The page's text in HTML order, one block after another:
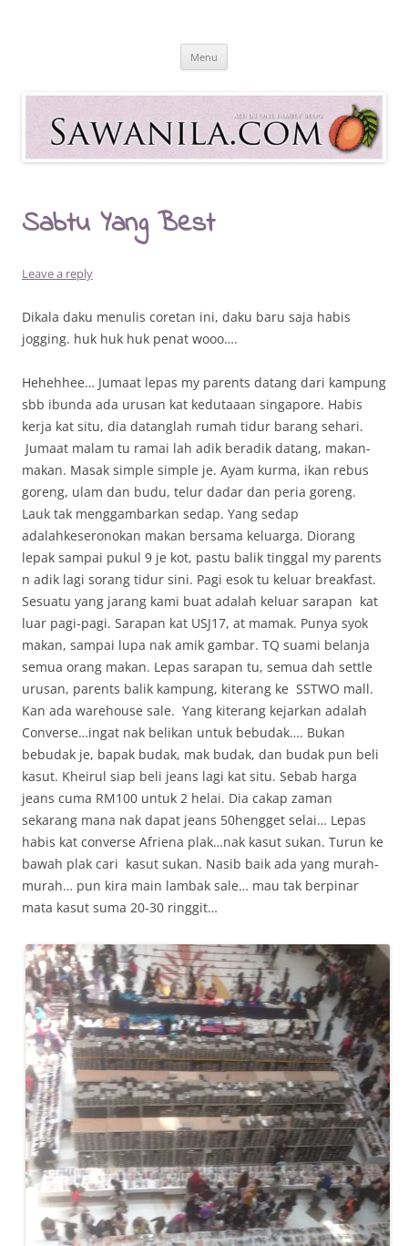
Sawanila.com
All In One Family Blog
Menu
Sabtu Yang Best
Leave a reply
Dikala daku menulis coretan ini, daku baru saja habis
jogging. huk huk huk penat wooo….
Hehehhee… Jumaat lepas my parents datang dari kampung
sbb ibunda ada urusan kat kedutaaan singapore. Habis
kerja kat situ, dia datanglah rumah tidur barang sehari.
Jumaat malam tu ramai lah adik beradik datang, makan-
makan. Masak simple simple je. Ayam kurma, ikan rebus
goreng, ulam dan budu, telur dadar dan peria goreng.
Lauk tak menggambarkan sedap. Yang sedap
adalahkeseronokan makan bersama keluarga. Diorang
lepak sampai pukul 9 je kot, pastu balik tinggal my parents
n adik lagi sorang tidur sini. Pagi esok tu keluar breakfast.
Sesuatu yang jarang kami buat adalah keluar sarapan kat
luar pagi-pagi. Sarapan kat USJ17, at mamak. Punya syok
makan, sampai lupa nak amik gambar. TQ suami belanja
semua orang makan. Lepas sarapan tu, semua dah settle
urusan, parents balik kampung, kiterang ke SSTWO mall.
Kan ada warehouse sale. Yang kiterang kejarkan adalah
Converse…ingat nak belikan untuk bebudak…. Bukan
bebudak je, bapak budak, mak budak, dan budak pun beli
kasut. Kheirul siap beli jeans lagi kat situ. Sebab harga
jeans cuma RM100 untuk 2 helai. Dia cakap zaman
sekarang mana nak dapat jeans 50hengget selai… Lepas
habis kat converse Afriena plak…nak kasut sukan. Turun ke
bawah plak cari kasut sukan. Nasib baik ada yang murah-
murah… pun kira main lambak sale… mau tak berpinar
mata kasut suma 20-30 ringgit…